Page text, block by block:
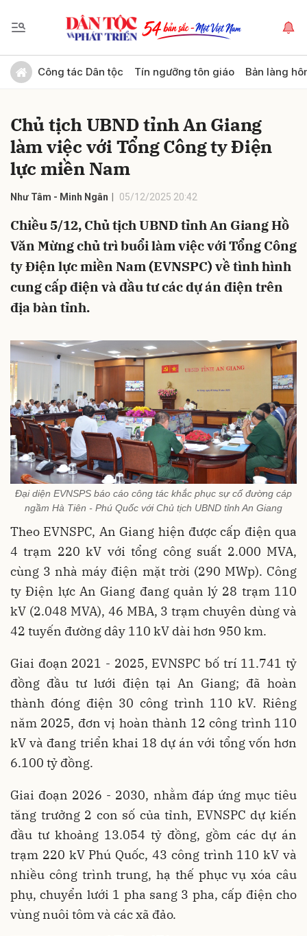
Công tác Dân tộc Tín ngưỡng tôn giáo Bản làng
Chủ tịch UBND tỉnh An Giang
làm việc với Tổng Công ty Điện
lực miền Nam
Như Tâm - Minh Ngân 05/12/2025 20:42
Chiều 5/12, Chủ tịch UBND tỉnh An Giang Hồ
Văn Mừng chủ trì buổi làm việc với Tổng Công
ty Điện lực miền Nam (EVNSPC) về tình hình
cung cấp điện và đầu tư các dự án điện trên
địa bàn tỉnh.
Đại diện EVNSPS báo cáo công tác khắc phục sự cố đường cáp
ngầm Hà Tiên - Phú Quốc với Chủ tịch UBND tỉnh An Giang
Theo EVNSPC, An Giang hiện được cấp điện qua
4 trạm 220 kV với tổng công suất 2.000 MVA,
cùng 3 nhà máy điện mặt trời (290 MWp). Công
ty Điện lực An Giang đang quản lý 28 trạm 110
kV (2.048 MVA), 46 MBA, 3 trạm chuyên dùng và
42 tuyến đường dây 110 kV dài hơn 950 km.
Giai đoạn 2021 - 2025, EVNSPC bố trí 11.741 tỷ
đồng đầu tư lưới điện tại An Giang; đã hoàn
thành đóng điện 30 công trình 110 kV. Riêng
năm 2025, đơn vị hoàn thành 12 công trình 110
kV và đang triển khai 18 dự án với tổng vốn hơn
6.100 tỷ đồng.
Giai đoạn 2026 - 2030, nhằm đáp ứng mục tiêu
tăng trưởng 2 con số của tỉnh, EVNSPC dự kiến
đầu tư khoảng 13.054 tỷ đồng, gồm các dự án
trạm 220 kV Phú Quốc, 43 công trình 110 kV và
nhiều công trình trung, hạ thế phục vụ xóa câu
phụ, chuyển lưới 1 pha sang 3 pha, cấp điện cho
vùng nuôi tôm và các xã đảo.
Gửi bình luận